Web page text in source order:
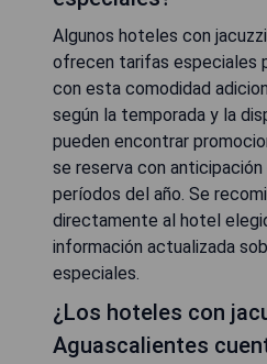
Algunos hoteles con
ofrecen tarifas especiales
con esta comodidad
según la temporada y la
pueden encontrar
se reserva con
períodos del año. Se
directamente al hotel
información actualizada
especiales.
¿Los hoteles con
Aguascalientes